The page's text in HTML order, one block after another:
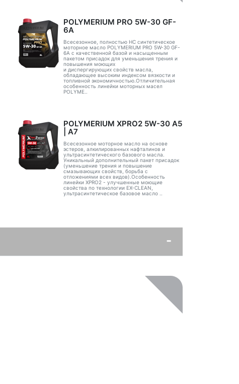
POLYMERIUM PRO 5W-30 GF-
6A
Всесезонное, полностью HC синтетическое
моторное масло POLYMERIUM PRO 5W-30 GF-
6A с качественной базой и насыщенным
пакетом присадок для уменьшения трения и
повышения моющих
и диспергирующих свойств масла,
обладающее высоким индексом вязкости и
топливной экономичностью.Отличительная
особенность линейки моторных масел
POLYME..
POLYMERIUM XPRO2 5W-30 А5
| А7
Всесезонное моторное масло на основе
эстеров, алкилированных нафталинов и
ультрасинтетического базового масла.
Уникальный дополнительный пакет присадок
(уменьшение трения и повышение
смазывающих свойств, борьба с
отложениями всех видов).Особенность
линейки XPRO2 - улучшенные моющие
свойства по технологии EX-CLEAN,
ультрасинтетическое базовое масло ..